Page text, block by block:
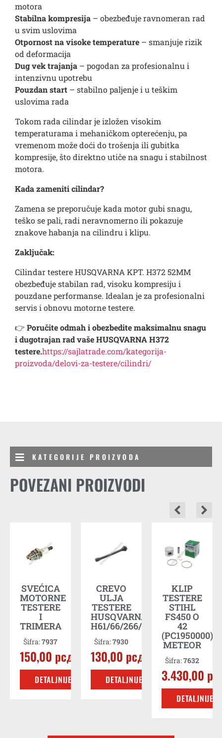
motora
Stabilna kompresija – obezbeđuje ravnomeran rad
u svim uslovima
Otpornost na visoke temperature – smanjuje rizik
od deformacija
Dug vek trajanja – pogodan za profesionalnu i
intenzivnu upotrebu
Pouzdan start – stabilno paljenje i u teškim
uslovima rada
Tokom rada cilindar je izložen visokim
temperaturama i mehaničkom opterećenju, pa
vremenom može doći do trošenja ili gubitka
kompresije, što direktno utiče na snagu i stabilnost
motora.
Kada zameniti cilindar?
Zamena se preporučuje kada motor gubi snagu,
teško se pali, radi neravnomerno ili pokazuje
znakove habanja na cilindru i klipu.
Zaključak:
Cilindar testere HUSQVARNA KPT. H372 52MM
obezbeđuje stabilan rad, visoku kompresiju i
pouzdane performanse. Idealan je za profesionalni
servis i obnovu motorne testere.
👉 Poručite odmah i obezbedite maksimalnu snagu
i dugotrajan rad vaše HUSQVARNA H372
testere.https://sajlatrade.com/kategorija-
proizvoda/delovi-za-testere/cilindri/
KATEGORIJE PROIZVODA
POVEZANI PROIZVODI
SVEĆICA
MOTORNE
TESTERE
I
TRIMERA
Šifra:7937
150,00 рсд
DETALJNIJE
CREVO
ULJA
TESTERE
HUSQVARNA
H61/66/266/268/281
Šifra:7930
130,00 рсд
DETALJNIJE
KLIP
TESTERE
STIHL
FS450 O
42
(PC1950000)
METEOR
Šifra:7632
3.430,00
DETALJNIJE